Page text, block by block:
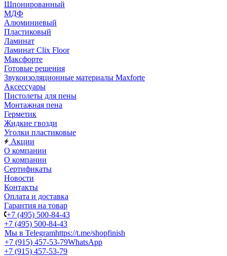
Шпонированный
МДФ
Алюминиевый
Пластиковый
Ламинат
Ламинат Clix Floor
Максфорте
Готовые решения
Звукоизоляционные материалы Maxforte
Аксессуары
Пистолеты для пены
Монтажная пена
Герметик
Жидкие гвозди
Уголки пластиковые
Акции
О компании
О компании
Сертификаты
Новости
Контакты
Оплата и доставка
Гарантия на товар
+7 (495) 500-84-43
+7 (495) 500-84-43
Мы в Telegramhttps://t.me/shopfinish
+7 (915) 457-53-79WhatsApp
+7 (915) 457-53-79